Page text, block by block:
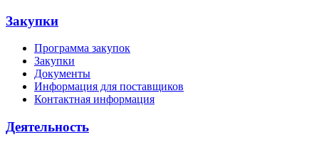
Закупки
Программа закупок
Закупки
Документы
Информация для поставщиков
Контактная информация
Деятельность